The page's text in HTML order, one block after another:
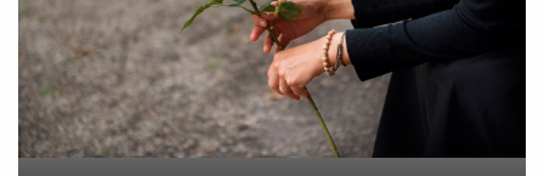
“Εφυγε” σε ηλικία 55 ετών
η Βίκυ Σωκρ. Γερασίμου
On5 Αυγούστου 2026